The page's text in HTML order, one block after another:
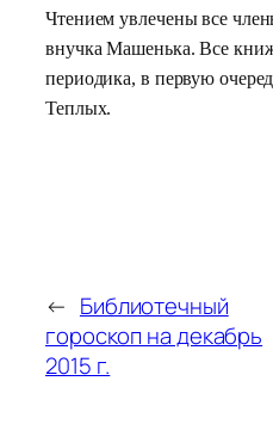
Чтением увлечены все
внучка Машенька. Все
периодика, в первую
Теплых.
← Библиотечный
гороскоп на декабрь
2015 г.